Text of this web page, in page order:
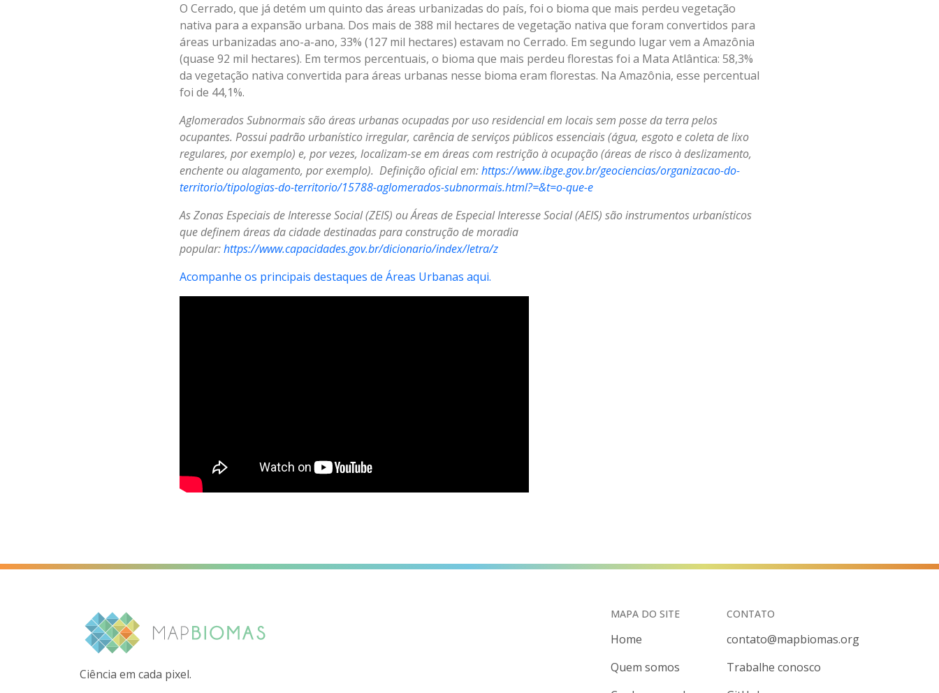
O Cerrado, que já detém um quinto das áreas urbanizadas do país, foi o bioma que mais perdeu vegetação
nativa para a expansão urbana. Dos mais de 388 mil hectares de vegetação nativa que foram convertidos para
áreas urbanizadas ano-a-ano, 33% (127 mil hectares) estavam no Cerrado. Em segundo lugar vem a Amazônia
(quase 92 mil hectares). Em termos percentuais, o bioma que mais perdeu florestas foi a Mata Atlântica: 58,3%
da vegetação nativa convertida para áreas urbanas nesse bioma eram florestas. Na Amazônia, esse percentual
foi de 44,1%.
Aglomerados Subnormais são áreas urbanas ocupadas por uso residencial em locais sem posse da terra pelos
ocupantes. Possui padrão urbanístico irregular, carência de serviços públicos essenciais (água, esgoto e coleta de lixo
regulares, por exemplo) e, por vezes, localizam-se em áreas com restrição à ocupação (áreas de risco à deslizamento,
enchente ou alagamento, por exemplo). Definição oficial em:https://www.ibge.gov.br/geociencias/organizacao-do-
territorio/tipologias-do-territorio/15788-aglomerados-subnormais.html?=&t=o-que-e
As Zonas Especiais de Interesse Social (ZEIS) ou Áreas de Especial Interesse Social (AEIS) são instrumentos urbanísticos
que definem áreas da cidade destinadas para construção de moradia
popular:https://www.capacidades.gov.br/dicionario/index/letra/z
Acompanhe os principais destaques de Áreas Urbanas aqui.
Ciência em cada pixel.
MAPA DO SITE
Home
Quem somos
CONTATO
contato@mapbiomas.org
Trabalhe conosco